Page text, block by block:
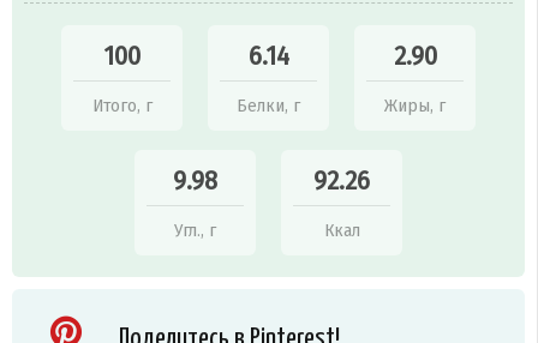
100
Итого, г
6.14
Белки, г
2.90
Жиры, г
9.98
Угл., г
92.26
Ккал